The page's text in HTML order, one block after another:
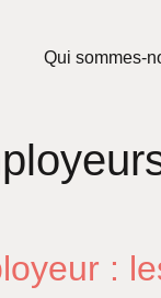
Qui sommes-
: